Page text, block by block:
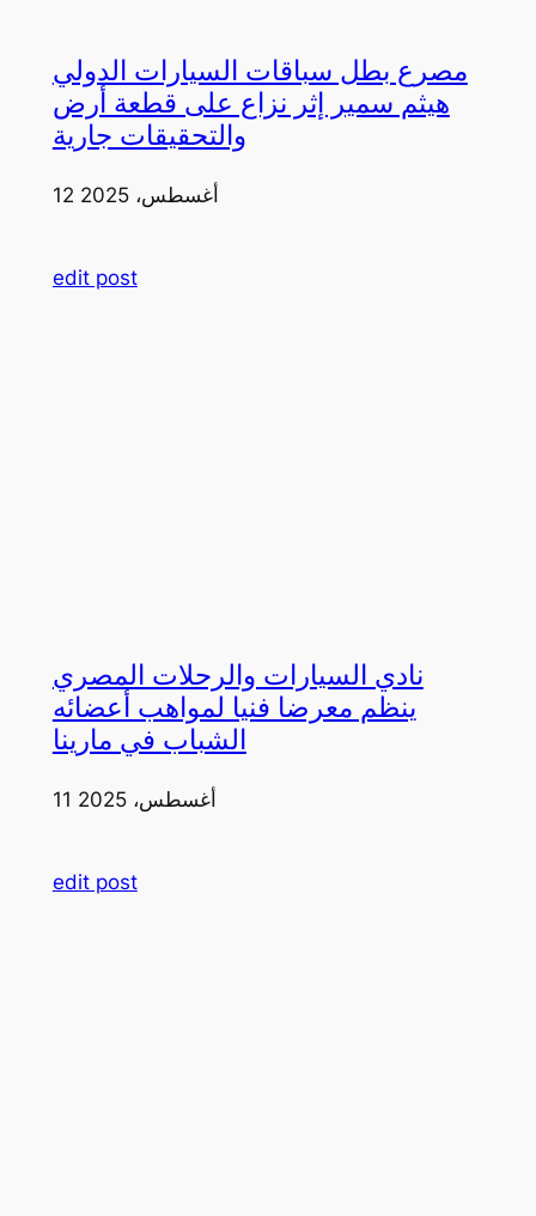
مصرع بطل سباقات السيارات الدولي
هيثم سمير إثر نزاع على قطعة أرض
والتحقيقات جارية
12 أغسطس، 2025
edit post
نادي السيارات والرحلات المصري
ينظم معرضا فنيا لمواهب أعضائه
الشباب في مارينا
11 أغسطس، 2025
edit post